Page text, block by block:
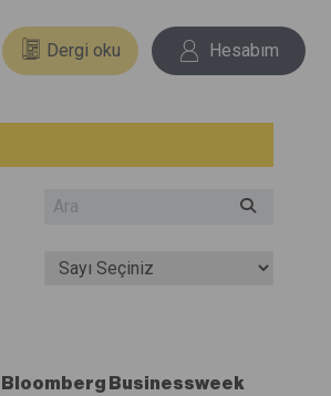
Dergi oku Hesabım
Bloomberg Businessweek